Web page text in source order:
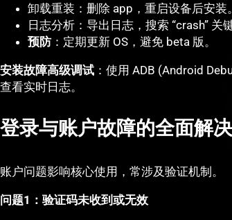
卸载重装：删除 app，重启设备后安装。
日志分析：导出日志，搜索 “crash” 关
预防：定期更新 OS，避免 beta 版。
安装故障高级调试 ：使用 ADB (Android
查看实时日志。
登录与账户故障的全面解
账户问题影响核心使用，常涉及验证机制。
问题1：验证码未收到或无效